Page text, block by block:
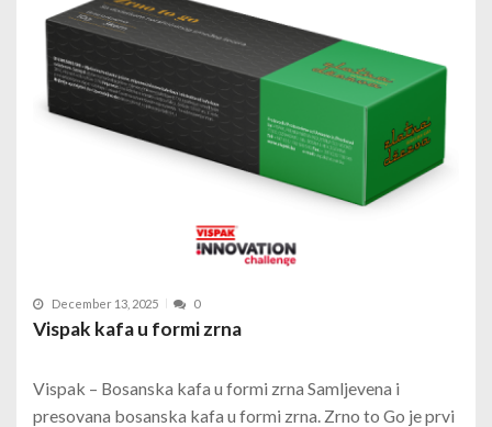
December 13, 2025 0
Vispak kafa u formi zrna
Vispak – Bosanska kafa u formi zrna Samljevena i
presovana bosanska kafa u formi zrna. Zrno to Go je prvi